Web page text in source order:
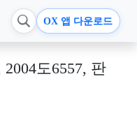
OX 앱 다운로드
도6557, 판